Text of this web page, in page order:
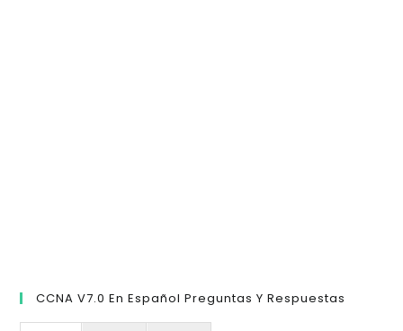
CCNA V7.0 En Español Preguntas Y Respuestas